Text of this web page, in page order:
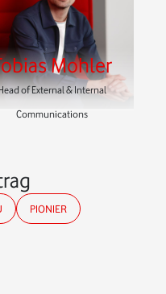
Mohler
of External & Internal
Communications
PIONIER